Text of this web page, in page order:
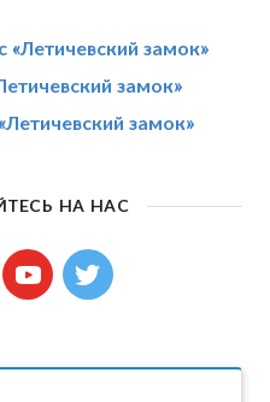
замок»
замок»
замок»
НА НАС